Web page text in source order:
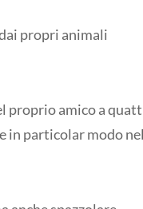
propri animali
proprio amico a
in particolar modo nel